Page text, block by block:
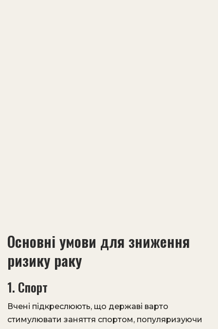
Основні умови для зниження
ризику раку
1. Спорт
Вчені підкреслюють, що державі варто
стимулювати заняття спортом, популяризуючи